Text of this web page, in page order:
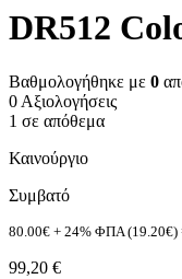
DR512
Βαθμολογήθηκε με 0
0 Αξιολογήσεις
1 σε απόθεμα
Καινούργιο
Συμβατό
80.00€ + 24% ΦΠΑ (19.20€)
99,20 €